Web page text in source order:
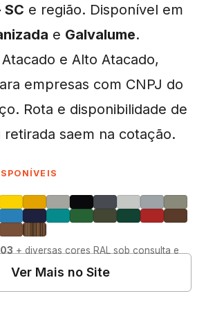
SC e região. Disponível em
e Galvalume.
e Alto Atacado,
empresas com CNPJ do
Rota e disponibilidade de
saem na cotação.
+ diversas cores RAL sob consulta e
Ver Mais no Site